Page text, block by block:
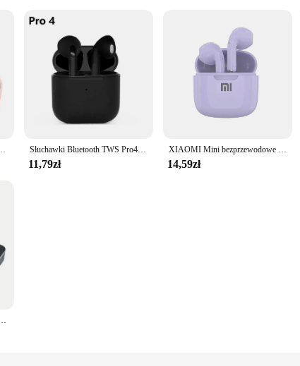
Bluetooth z redukcją szumów słuchawki z mikrofonem dla Xiaomi Redmi Słuchawki Bluetooth TWS Pro4 Bezprzewodowe słuchawki Mini słuchawki Słuchawki muzyczne dla iOS Android Gry do biegania w słuchawkach dousznych
11,79zł
XIAOMI Mini bezprzewodowe słuchawki Bluetooth Bluetooth Bluetooth 5.3 TWS zestaw słuchawkowy sterowanie dotykowe sportowe wodoodporne słuchawki do gier
14,59zł
5.3 słuchawki sportowe Bluetooth z mikrofonem bezprzewodowy zestaw słuchawkowy dla iPhone Xiaomi